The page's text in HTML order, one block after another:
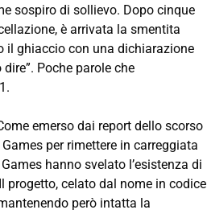
sospiro di sollievo. Dopo cinque
è arrivata la smentita
il ghiaccio con una dichiarazione
Poche parole che
emerso dai report dello scorso
per rimettere in carreggiata
hanno svelato l’esistenza di
progetto, celato dal nome in codice
però intatta la